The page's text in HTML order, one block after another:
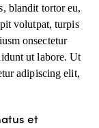
blandit tortor eu,
volutpat, turpis
onsectetur
ut labore. Ut
adipiscing elit,
et